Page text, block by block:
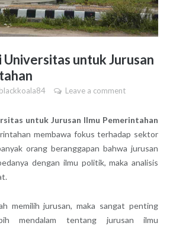
Universitas untuk Jurusan
blackkoala84 Leave a comment
untuk Jurusan Ilmu Pemerintahan
membawa fokus terhadap sektor
orang beranggapan bahwa jurusan
dengan ilmu politik, maka analisis
memilih jurusan, maka sangat penting
mendalam tentang jurusan ilmu